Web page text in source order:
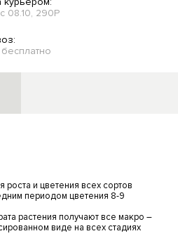
08.10, 290Р
роста и цветения всех сортов
периодом цветения 8-9
растения получают все макро –
виде на всех стадиях